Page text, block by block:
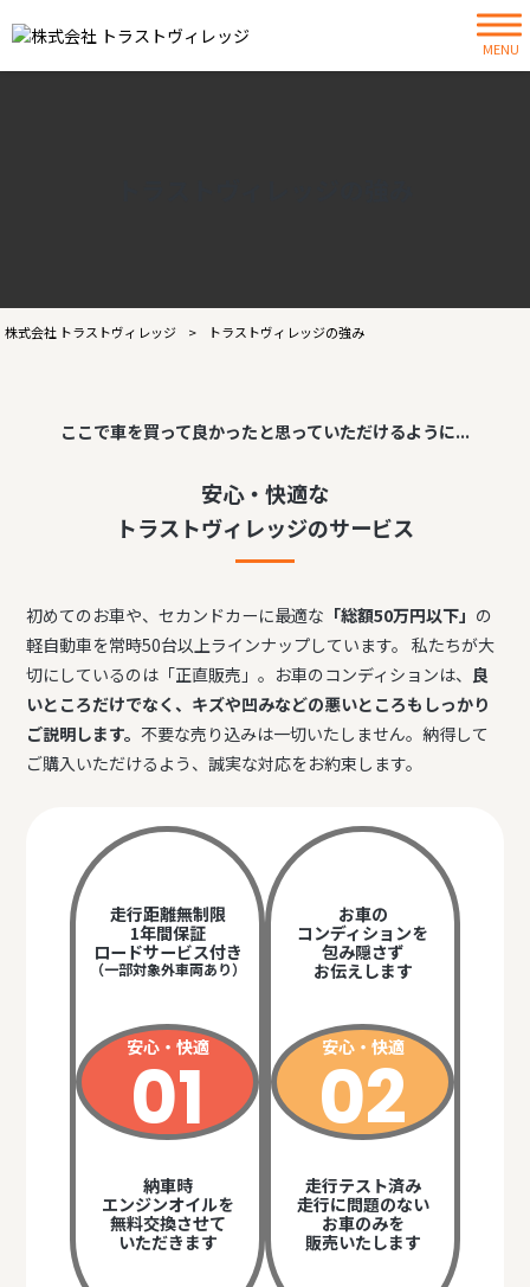
MENU
株式会社 トラストヴィレッジ > トラストヴィレッジの強み
ここで車を買って良かったと思っていただけるように...
安心・快適な
トラストヴィレッジのサービス
初めてのお車や、セカンドカーに最適な 「総額50万円以下」 の
軽自動車を常時50台以上ラインナップしています。 私たちが大
切にしているのは「正直販売」。お車のコンディションは、 良
いところだけでなく、キズや凹みなどの悪いところもしっかり
ご説明します。不要な売り込みは一切いたしません。納得して
ご購入いただけるよう、誠実な対応をお約束します。
走行距離無制限
1年間保証
ロードサービス付き
（一部対象外車両あり）
安心・快適
01
納車時
エンジンオイルを
無料交換させて
いただきます
お車の
コンディションを
包み隠さず
お伝えします
安心・快適
02
走行テスト済み
走行に問題のない
お車のみを
販売いたします